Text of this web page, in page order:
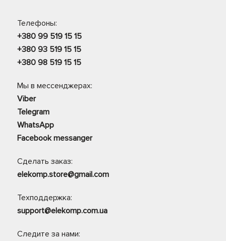
Телефоны:
+380 99 519 15 15
+380 93 519 15 15
+380 98 519 15 15
Мы в мессенджерах:
Viber
Telegram
WhatsApp
Facebook messanger
Сделать заказ:
elekomp.store@gmail.com
Техподдержка:
support@elekomp.com.ua
Следите за нами: